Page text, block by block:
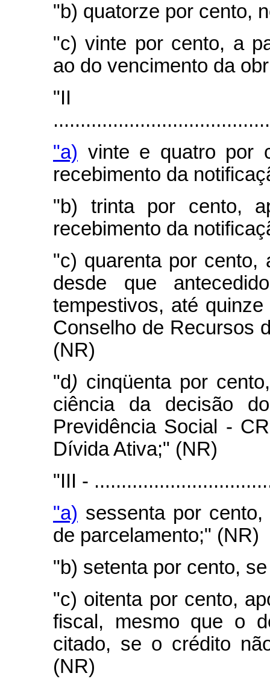
"b) quatorze por cento,
"c) vinte por cento, a
ao do vencimento da
"a) vinte e quatro por
recebimento da
"b) trinta por cento,
recebimento da
"c) quarenta por cento,
desde que
tempestivos, até
Conselho de Recursos
(NR)
"d) cinqüenta por
ciência da decisão
Previdência Social -
Dívida Ativa;" (NR)
"III -
"a) sessenta por
de parcelamento;" (NR)
"b) setenta por cento,
"c) oitenta por cento,
fiscal, mesmo que o
citado, se o crédito
(NR)